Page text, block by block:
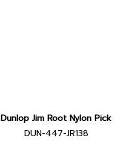
Dunlop Jim Root Nylon Pick
DUN-447-JR138